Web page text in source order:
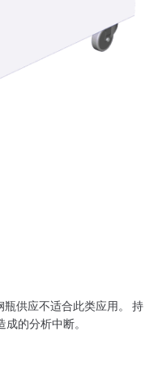
瓶供应不适合此类应用。 持
的分析中断。